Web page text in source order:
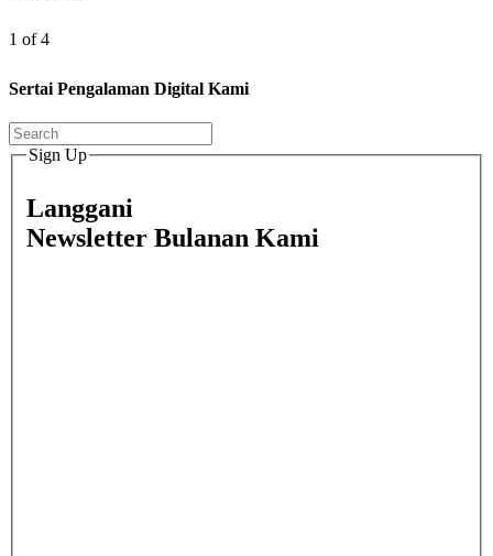
1 of 4
Sertai Pengalaman Digital Kami
Sign Up
Langgani
Newsletter Bulanan Kami